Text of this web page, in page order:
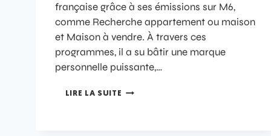
française grâce à ses émissions sur M6,
comme Recherche appartement ou maison
et Maison à vendre. À travers ces
programmes, il a su bâtir une marque
personnelle puissante,…
LIRE LA SUITE